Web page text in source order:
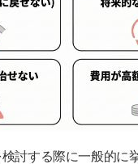
しないので日常生活での
が向いている人
を整えたい人
も審美性を重視したい人
討する際に一般的に